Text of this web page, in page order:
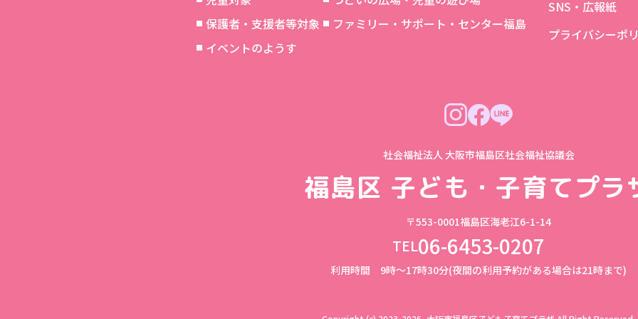
保護者・支援者等対象
イベントのようす
ファミリー・サポート・センター福島
SNS・広報紙
プライバシーポ
社会福祉法人 大阪市福島区社会福祉協議会
福島区 子ども・子育てプラ
〒553-0001福島区海老江6-1-14
TEL06-6453-0207
利用時間 9時～17時30分(夜間の利用予約がある場合は21時まで)